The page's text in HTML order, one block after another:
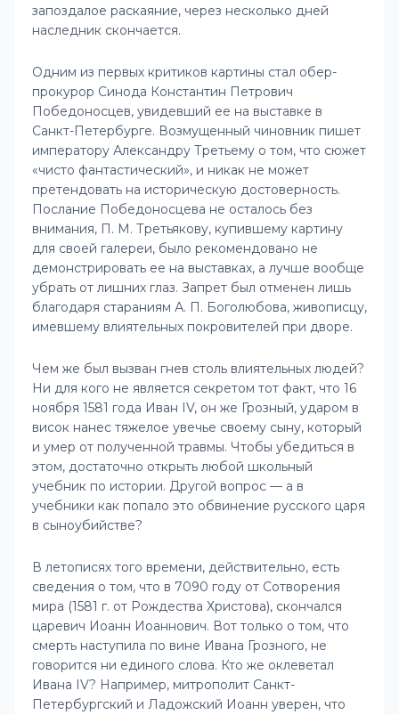
запоздалое раскаяние, через несколько дней
наследник скончается.
Одним из первых критиков картины стал обер-
прокурор Синода Константин Петрович
Победоносцев, увидевший ее на выставке в
Санкт-Петербурге. Возмущенный чиновник пишет
императору Александру Третьему о том, что сюжет
«чисто фантастический», и никак не может
претендовать на историческую достоверность.
Послание Победоносцева не осталось без
внимания, П. М. Третьякову, купившему картину
для своей галереи, было рекомендовано не
демонстрировать ее на выставках, а лучше вообще
убрать от лишних глаз. Запрет был отменен лишь
благодаря стараниям А. П. Боголюбова, живописцу,
имевшему влиятельных покровителей при дворе.
Чем же был вызван гнев столь влиятельных людей?
Ни для кого не является секретом тот факт, что 16
ноября 1581 года Иван IV, он же Грозный, ударом в
висок нанес тяжелое увечье своему сыну, который
и умер от полученной травмы. Чтобы убедиться в
этом, достаточно открыть любой школьный
учебник по истории. Другой вопрос — а в
учебники как попало это обвинение русского царя
в сыноубийстве?
В летописях того времени, действительно, есть
сведения о том, что в 7090 году от Сотворения
мира (1581 г. от Рождества Христова), скончался
царевич Иоанн Иоаннович. Вот только о том, что
смерть наступила по вине Ивана Грозного, не
говорится ни единого слова. Кто же оклеветал
Ивана IV? Например, митрополит Санкт-
Петербургский и Ладожский Иоанн уверен, что